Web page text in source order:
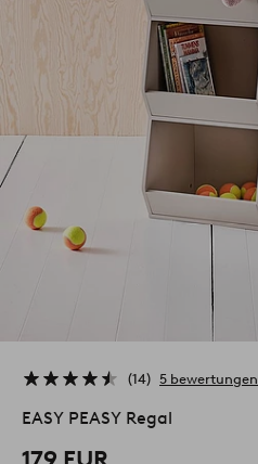
14 5 bewertungen
EASY PEASY Regal